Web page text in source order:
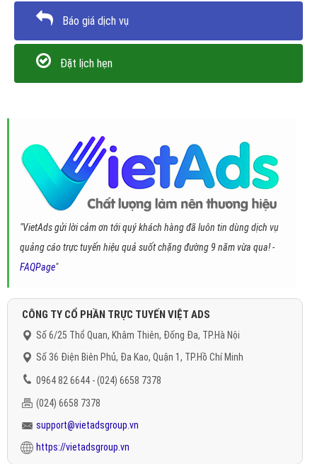
Báo giá dịch vụ
Đặt lịch hẹn
"VietAds gửi lời cảm ơn tới quý khách hàng đã luôn tin dùng dịch vụ
quảng cáo trực tuyến hiệu quả suốt chặng đường 9 năm vừa qua! -
FAQPage"
CÔNG TY CỔ PHẦN TRỰC TUYẾN VIỆT ADS
Số 6/25 Thổ Quan, Khâm Thiên, Đống Đa, TP.Hà Nội
Số 36 Điện Biên Phủ, Đa Kao, Quận 1, TP.Hồ Chí Minh
0964 82 6644 - (024) 6658 7378
(024) 6658 7378
support@vietadsgroup.vn
https://vietadsgroup.vn